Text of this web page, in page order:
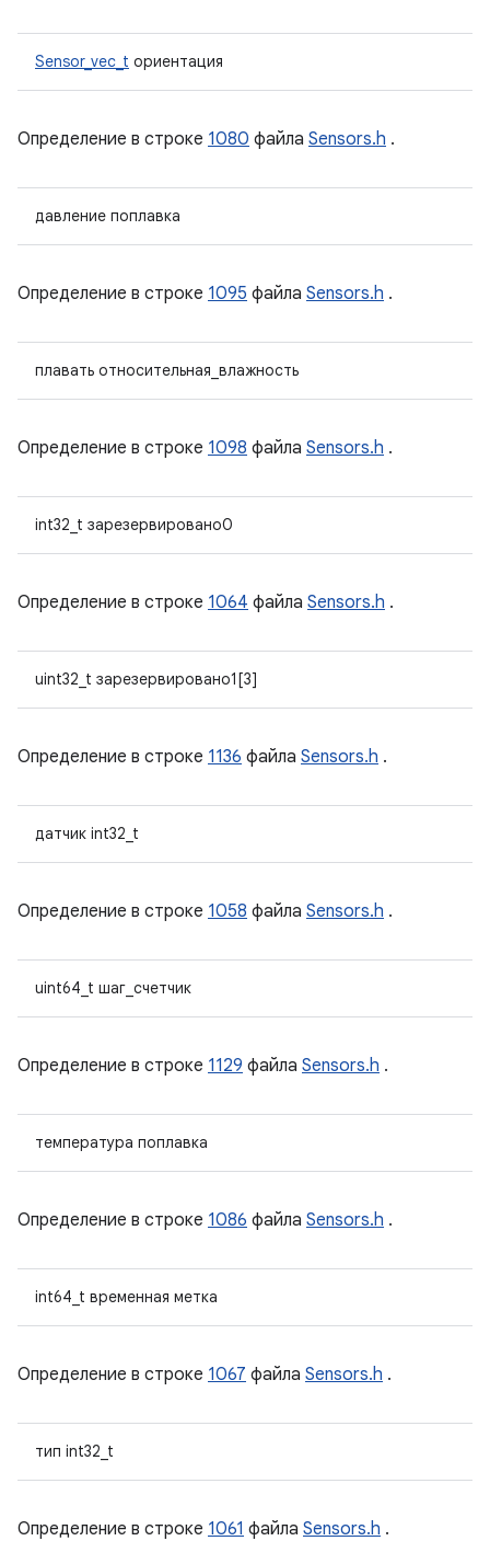
Sensor_vec_t ориентация
Определение в строке 1080 файла Sensors.h .
давление поплавка
Определение в строке 1095 файла Sensors.h .
плавать относительная_влажность
Определение в строке 1098 файла Sensors.h .
int32_t зарезервировано0
Определение в строке 1064 файла Sensors.h .
uint32_t зарезервировано1[3]
Определение в строке 1136 файла Sensors.h .
датчик int32_t
Определение в строке 1058 файла Sensors.h .
uint64_t шаг_счетчик
Определение в строке 1129 файла Sensors.h .
температура поплавка
Определение в строке 1086 файла Sensors.h .
int64_t временная метка
Определение в строке 1067 файла Sensors.h .
тип int32_t
Определение в строке 1061 файла Sensors.h .